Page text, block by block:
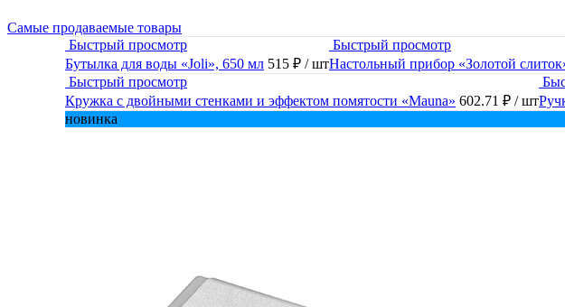
Самые продаваемые товары
Быстрый просмотр
Бутылка для воды «Joli», 650 мл 515 ₽ / шт
Быстрый просмотр
Настольный прибор «Золотой
Быстрый просмотр
Кружка с двойными стенками и эффектом помятости «Mauna» 602.71 ₽ / шт
новинка